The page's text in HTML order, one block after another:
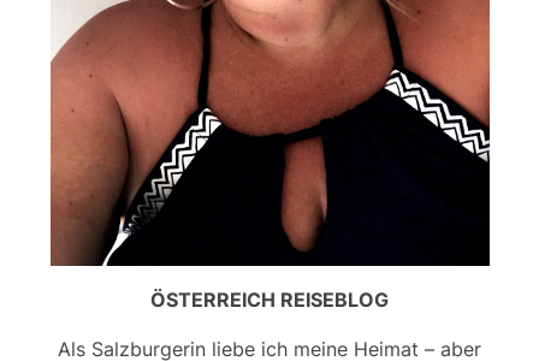
ÖSTERREICH REISEBLOG
Als Salzburgerin liebe ich meine Heimat – aber